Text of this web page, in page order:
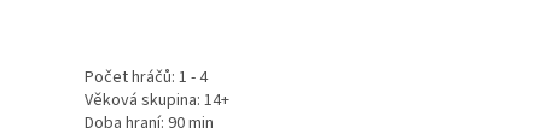
Počet hráčů: 1 - 4
Věková skupina: 14+
Doba hraní: 90 min